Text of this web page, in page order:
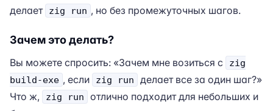
делает zig run , но без промежуточных шагов.
Зачем это делать?
Вы можете спросить: «Зачем мне возиться с
zig
build-exe , если zig run
делает все за один шаг?»
Что ж,
zig run
отлично подходит для небольших и